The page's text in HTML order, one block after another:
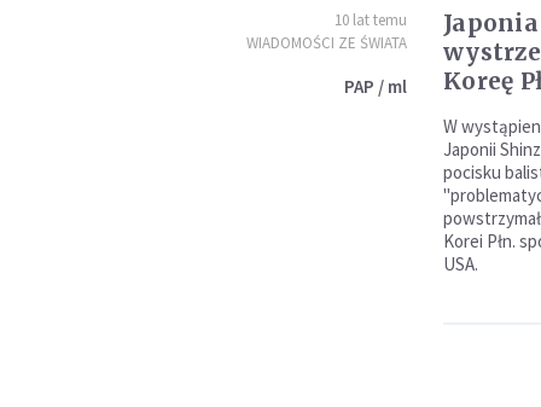
10 lat temu
WIADOMOŚCI ZE ŚWIATA
PAP / ml
Koreę
W
Japonii
pocisku
Korei Płn.
USA.